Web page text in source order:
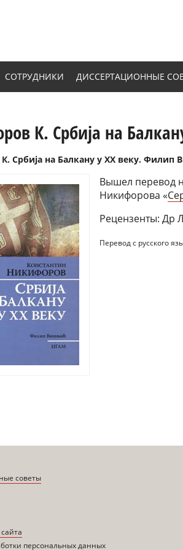
СОТРУДНИКИ ДИССЕРТАЦИОННЫЕ
К. Србиjа на
Србиjа на Балкану у ХХ веку. Филип
Вышел перевод
Никифорова «
Рецензенты: Др
Перевод с русского
советы
персональных данных